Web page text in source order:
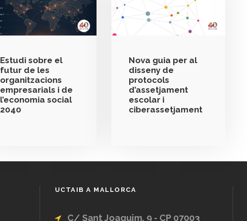
Estudi sobre el
futur de les
organitzacions
empresarials i de
l’economia social
2040
Nova guia per al
disseny de
protocols
d’assetjament
escolar i
ciberassetjament
UCTAIB A MALLORCA
C/ Sant Joaquim, 9 - CP 07003